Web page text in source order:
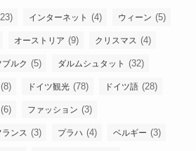
インターネット (4) ウィーン (5)
オーストリア (9) クリスマス (4)
ルク (5) ダルムシュタット (32)
(8) ドイツ観光 (78) ドイツ語 (28)
(6) ファッション (3)
ランス (3) プラハ (4) ベルギー (3)